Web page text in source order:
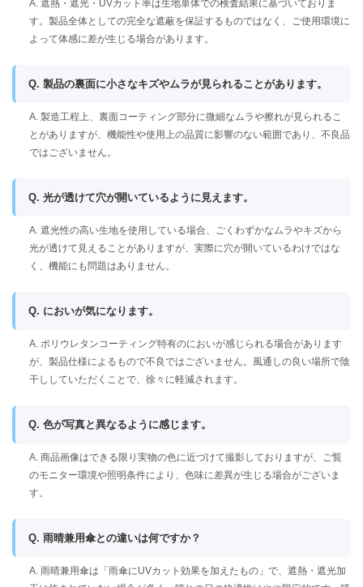
A. 遮熱・遮光・UVカット率は生地単体での検査結果に基づいておりま
す。製品全体としての完全な遮蔽を保証するものではなく、ご使用環境に
よって体感に差が生じる場合があります。
Q. 製品の裏面に小さなキズやムラが見られることがあります。
A. 製造工程上、裏面コーティング部分に微細なムラや擦れが見られるこ
とがありますが、機能性や使用上の品質に影響のない範囲であり、不良品
ではございません。
Q. 光が透けて穴が開いているように見えます。
A. 遮光性の高い生地を使用している場合、ごくわずかなムラやキズから
光が透けて見えることがありますが、実際に穴が開いているわけではな
く、機能にも問題はありません。
Q. においが気になります。
A. ポリウレタンコーティング特有のにおいが感じられる場合があります
が、製品仕様によるもので不良ではございません。風通しの良い場所で陰
干ししていただくことで、徐々に軽減されます。
Q. 色が写真と異なるように感じます。
A. 商品画像はできる限り実物の色に近づけて撮影しておりますが、ご覧
のモニター環境や照明条件により、色味に差異が生じる場合がございま
す。
Q. 雨晴兼用傘との違いは何ですか？
A. 雨晴兼用傘は「雨傘にUVカット効果を加えたもの」で、遮熱・遮光加